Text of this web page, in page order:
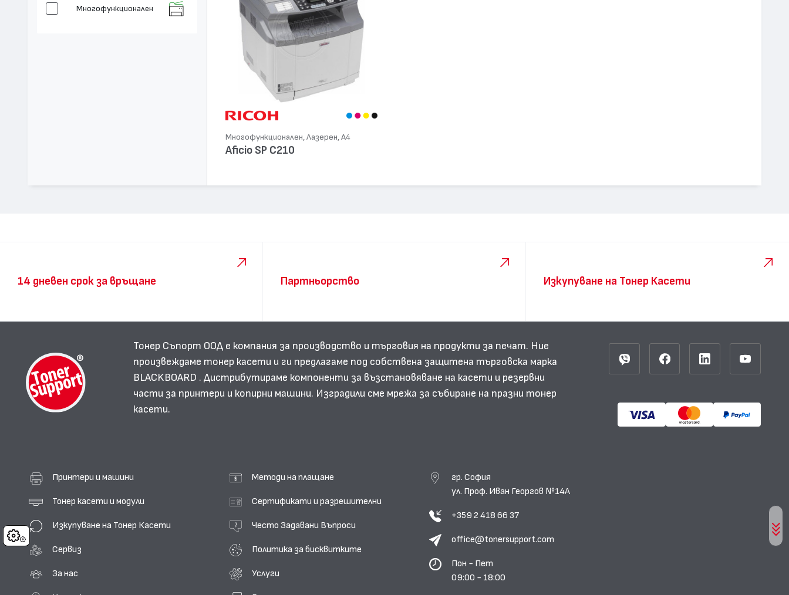
Cookies
Многофункционален
Многофункционален, Лазерен, А4
Aficio SP C210
14 дневен срок за връщане Партньорство Изкупуване на Тонер Касети
Тонер Съпорт ООД е компания за производство и търговия на продукти за печат. Ние
произвеждаме тонер касети и ги предлагаме под собствена защитена търговска марка
BLACKBOARD . Дистрибутираме компоненти за възстановяване на касети и резервни
части за принтери и копирни машини. Изградили сме мрежа за събиране на празни тонер
касети.
Принтери и машини
Тонер касети и модули
Изкупуване на Тонер Касети
Сервиз
За нас
Методи на плащане
Сертификати и разрешителни
Често Задавани Въпроси
Политика за бисквитките
Услуги
гр. София
ул. Проф. Иван Георгов №14А
+359 2 418 66 37
office@tonersupport.com
Пон - Пет
09:00 - 18:00